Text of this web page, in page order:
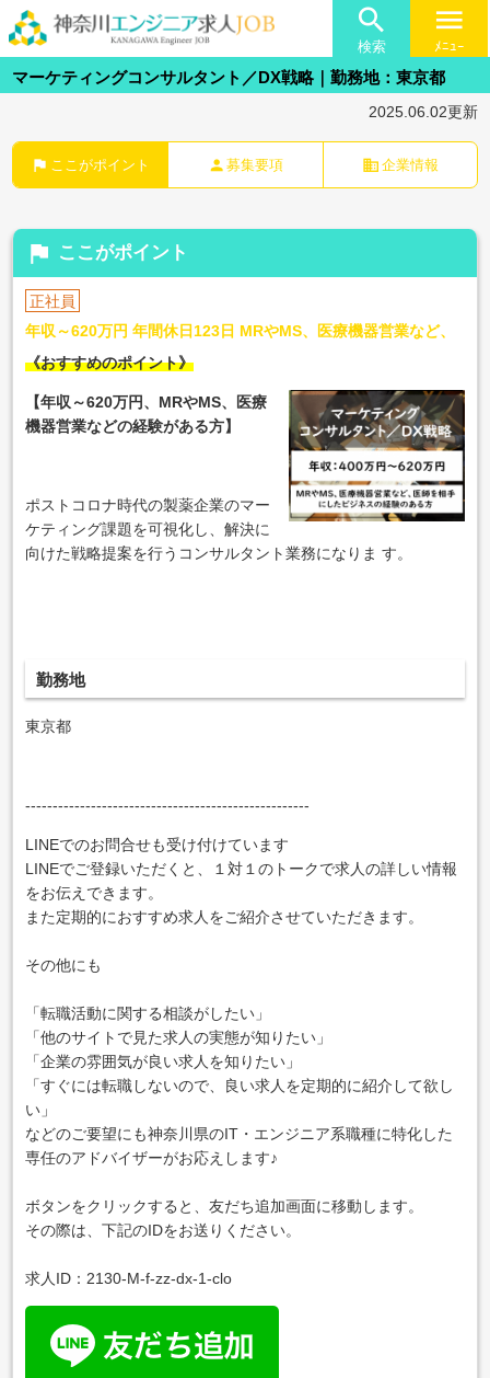

検索
menu
ﾒﾆｭｰ
マーケティングコンサルタント／DX戦略｜勤務地：東京都
2025.06.02更新
flag ここがポイント person 募集要項 business 企業情報
flag ここがポイント
正社員
年収～620万円 年間休日123日 MRやMS、医療機器営業など、
《おすすめのポイント》
【年収～620万円、MRやMS、医療
機器営業などの経験がある方】
ポストコロナ時代の製薬企業のマー
ケティング課題を可視化し、解決に
向けた戦略提案を行うコンサルタント業務になりま す。
勤務地
東京都
----------------------------------------------------
LINEでのお問合せも受け付けています
LINEでご登録いただくと、１対１のトークで求人の詳しい情報
をお伝えできます。
また定期的におすすめ求人をご紹介させていただきます。
その他にも
「転職活動に関する相談がしたい」
「他のサイトで見た求人の実態が知りたい」
「企業の雰囲気が良い求人を知りたい」
「すぐには転職しないので、良い求人を定期的に紹介して欲し
い」
などのご要望にも神奈川県のIT・エンジニア系職種に特化した
専任のアドバイザーがお応えします♪
ボタンをクリックすると、友だち追加画面に移動します。
その際は、下記のIDをお送りください。
求人ID：2130-M-f-zz-dx-1-clo